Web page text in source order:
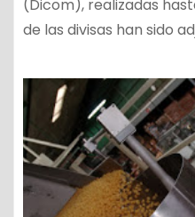
(Dicom), realizadas
de las divisas han sido